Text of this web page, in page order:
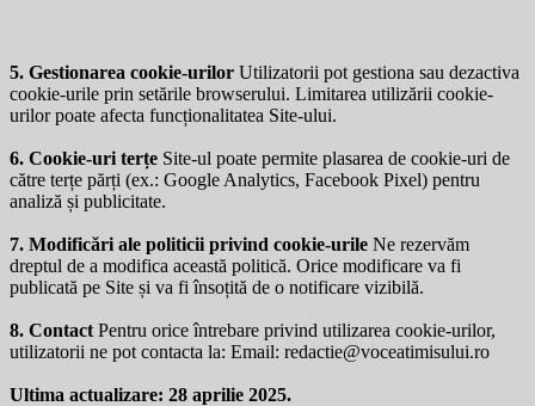
5. Gestionarea cookie-urilor Utilizatorii pot gestiona sau dezactiva
cookie-urile prin setările browserului. Limitarea utilizării cookie-
urilor poate afecta funcționalitatea Site-ului.
6. Cookie-uri terțe Site-ul poate permite plasarea de cookie-uri de
către terțe părți (ex.: Google Analytics, Facebook Pixel) pentru
analiză și publicitate.
7. Modificări ale politicii privind cookie-urile Ne rezervăm
dreptul de a modifica această politică. Orice modificare va fi
publicată pe Site și va fi însoțită de o notificare vizibilă.
8. Contact Pentru orice întrebare privind utilizarea cookie-urilor,
utilizatorii ne pot contacta la: Email: redactie@voceatimisului.ro
Ultima actualizare: 28 aprilie 2025.